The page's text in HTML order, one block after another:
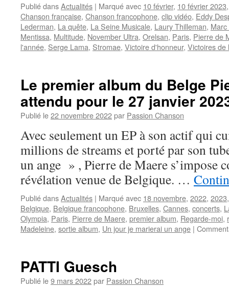
Publié dansActualités | Marqué avec 10 février, 10 février 2023
Chanson française, Chanson francophone, clip vidéo, Eddy
Lederman, La quête, La Seine Musicale, Laury Thilleman,
Mentissa, Multitude, November Ultra, Orelsan, Paris, Pierre de
l'année, Serge Lama, Stromae, Victoire d'honneur, Victoires de
Le premier album du Belge
attendu pour le 27 janvier
Publié le22 novembre 2022par Passion Chanson
Avec seulement un EP à son actif qui
millions de streams et porté par son
un ange » , Pierre de Maere s’impose
révélation venue de Belgique. …
Publié dansActualités | Marqué avec 18 novembre, 2022, 2023
Belgique, Belgique francophone, Bruxelles, Cannes, concerts,
Olympia, Paris, Pierre de Maere, premier album, Regarde-moi,
Madeleine, sortie album, Un jour je marierai un ange |
PATTI Guesch
Publié le9 mars 2022par Passion Chanson